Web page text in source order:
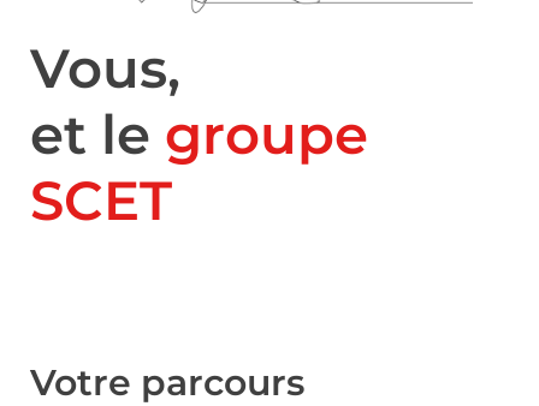
Vous,
et le groupe
SCET
Votre parcours